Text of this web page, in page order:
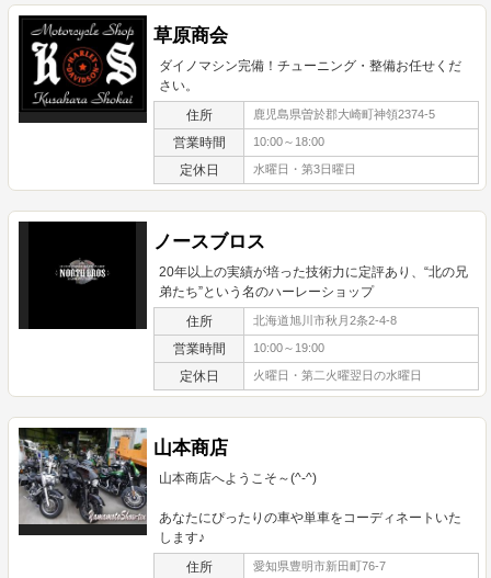
草原商会
ダイノマシン完備！チューニング・整備お任せくだ
さい。
住所 鹿児島県曽於郡大崎町神領2374-5
営業時間 10:00～18:00
定休日 水曜日・第3日曜日
ノースブロス
20年以上の実績が培った技術力に定評あり、“北の兄
弟たち”という名のハーレーショップ
住所 北海道旭川市秋月2条2-4-8
営業時間 10:00～19:00
定休日 火曜日・第二火曜翌日の水曜日
山本商店
山本商店へようこそ～(^-^)
あなたにぴったりの車や単車をコーディネートいた
します♪
住所 愛知県豊明市新田町76-7